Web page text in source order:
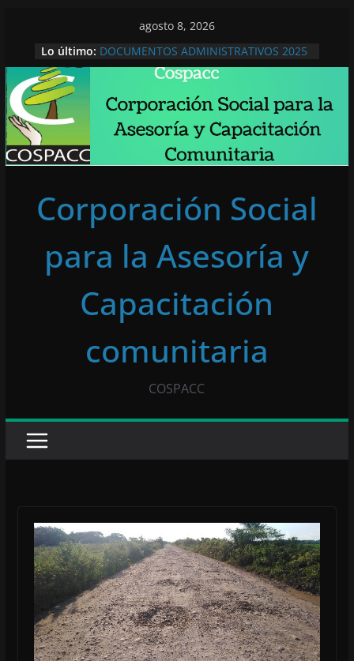
agosto 8, 2026
Lo último: DOCUMENTOS ADMINISTRATIVOS 2025
Documentos Administrativos 2026
Lengupá, se encuentra para ¡No olvidar!
COMUNICADO A LA OPINIÓN PÚBLICA
DENUNCIA PUBLICA
Corporación Social
para la Asesoría y
Capacitación
comunitaria
COSPACC